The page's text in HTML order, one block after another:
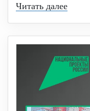
Читать далее